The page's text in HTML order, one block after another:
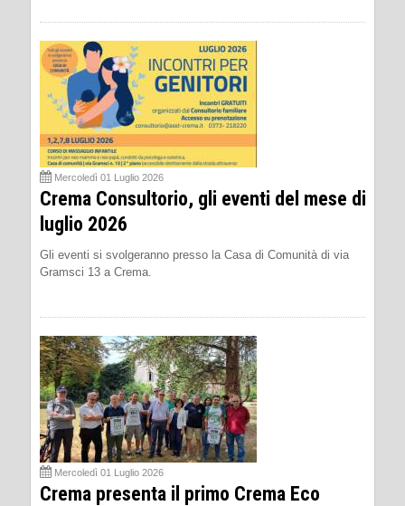
Mercoledì 01 Luglio 2026
Crema Consultorio, gli eventi del mese di
luglio 2026
Gli eventi si svolgeranno presso la Casa di Comunità di via
Gramsci 13 a Crema.
Mercoledì 01 Luglio 2026
Crema presenta il primo Crema Eco